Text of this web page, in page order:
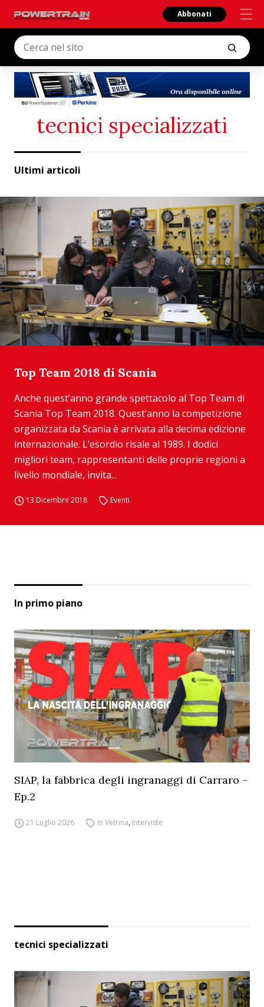
Abbonati
tecnici specializzati
Ultimi articoli
Top Team 2018 di Scania
Anche quest’anno grande spettacolo al Top Team di
Scania Top Team 2018. Quest’anno la competizione
organizzata da Scania è arrivata alla decima edizione
internazionale. L’esordio risale al 1989. I dodici
migliori team, rappresentanti delle proprie regioni a
livello mondiale, invita...
13 Dicembre 2018 Eventi
In primo piano
SIAP, la fabbrica degli ingranaggi di Carraro –
Ep.2
21 Luglio 2026 In Vetrina, Interviste
tecnici specializzati